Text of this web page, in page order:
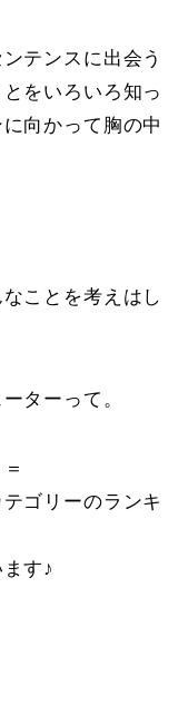
テンスに出会う
をいろいろ知っ
向かって胸の中
ことを考えはし
ターって。
ゴリーのランキ
す♪